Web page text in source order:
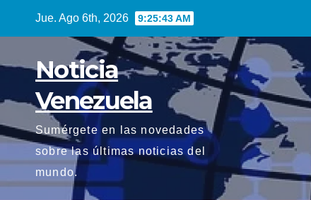
Jue. Ago 6th, 2026 9:25:44 AM
Noticia
Venezuela
Sumérgete en las novedades
sobre las últimas noticias del
mundo.